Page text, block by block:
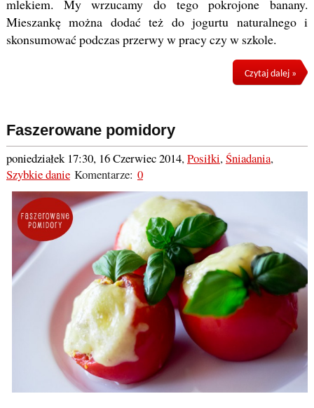
mlekiem. My wrzucamy do tego pokrojone banany.
Mieszankę można dodać też do jogurtu naturalnego i
skonsumować podczas przerwy w pracy czy w szkole.
Czytaj dalej »
Faszerowane pomidory
poniedziałek 17:30, 16 Czerwiec 2014,Posiłki,Śniadania,
Szybkie danieKomentarze: 0